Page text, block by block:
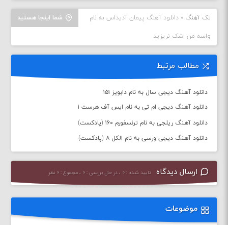
شما اینجا هستید تک آهنگ »دانلود آهنگ پیمان آدیداس به نام
واسه من اشک نریزید
مطالب مرتبط
دانلود آهنگ دیجی سال به نام دابویز ۱۵۱
دانلود آهنگ دیجی ام تی به نام ایس آف هرست ۱
دانلود آهنگ ریلجی به نام ترنسفورم ۱۶۰ (پادکست)
دانلود آهنگ دیجی ورسی به نام الکل ۸ (پادکست)
ارسال دیدگاه تایید شده : ۰ ، در حال بررسی : ۰ ، مجموع : ۰ نظر
موضوعات